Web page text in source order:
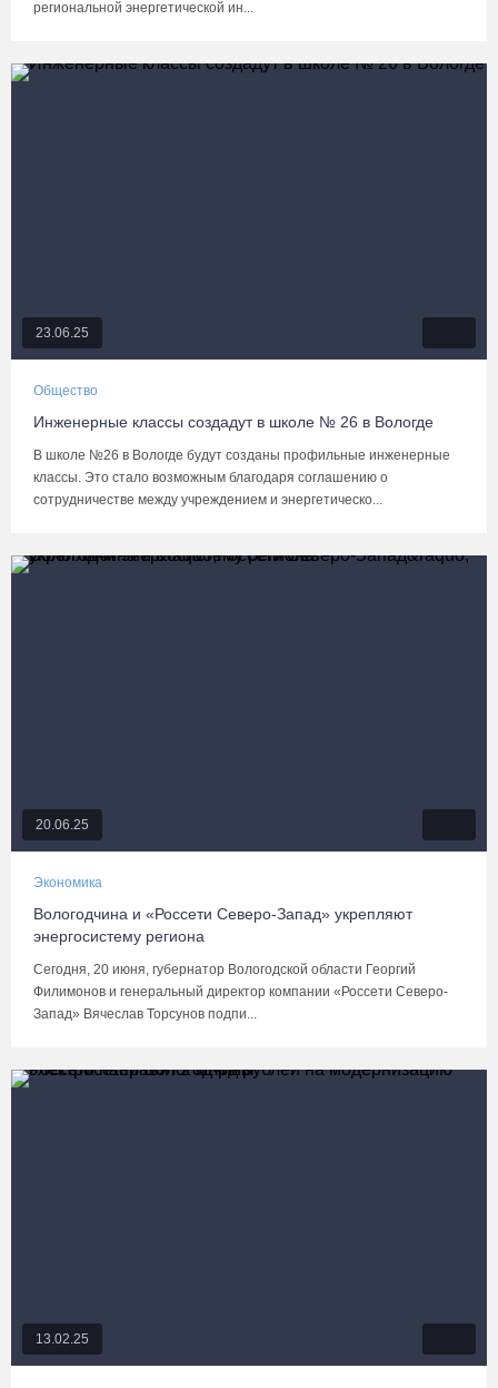
региональной энергетической ин...
23.06.25
Общество
Инженерные классы создадут в школе № 26 в Вологде
В школе №26 в Вологде будут созданы профильные инженерные
классы. Это стало возможным благодаря соглашению о
сотрудничестве между учреждением и энергетическо...
20.06.25
Экономика
Вологодчина и «Россети Северо-Запад» укрепляют
энергосистему региона
Сегодня, 20 июня, губернатор Вологодской области Георгий
Филимонов и генеральный директор компании «Россети Северо-
Запад» Вячеслав Торсунов подпи...
13.02.25